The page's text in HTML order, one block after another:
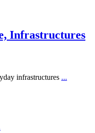
Infrastructures
infrastructures ...